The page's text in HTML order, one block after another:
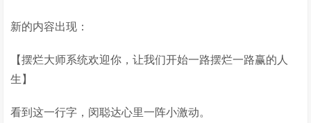
新的内容出现：
【摆烂大师系统欢迎你，让我们开始一路摆烂一路赢的人
生】
看到这一行字，闵聪达心里一阵小激动。